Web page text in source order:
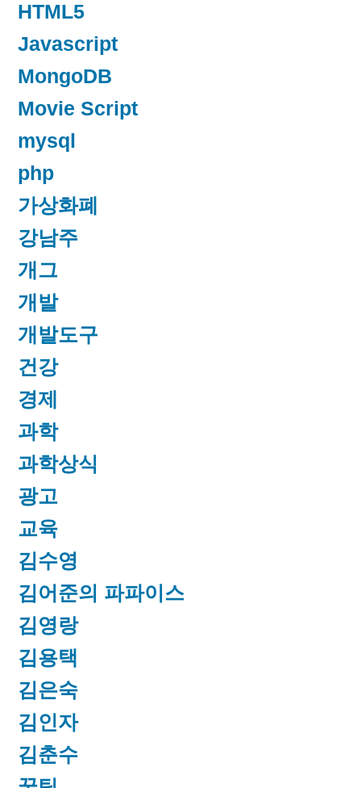
HTML5
Javascript
MongoDB
Movie Script
mysql
php
가상화폐
강남주
개그
개발
개발도구
건강
경제
과학
과학상식
광고
교육
김수영
김어준의 파파이스
김영랑
김용택
김은숙
김인자
김춘수